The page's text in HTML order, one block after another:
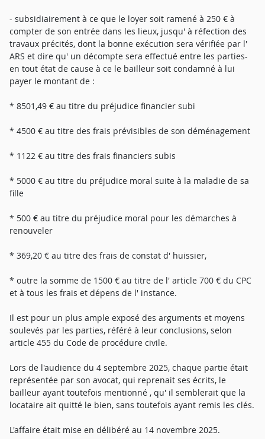
- subsidiairement à ce que le loyer soit ramené à 250 € à
compter de son entrée dans les lieux, jusqu' à réfection des
travaux précités, dont la bonne exécution sera vérifiée par l'
ARS et dire qu' un décompte sera effectué entre les parties-
en tout état de cause à ce le bailleur soit condamné à lui
payer le montant de :
* 8501,49 € au titre du préjudice financier subi
* 4500 € au titre des frais prévisibles de son déménagement
* 1122 € au titre des frais financiers subis
* 5000 € au titre du préjudice moral suite à la maladie de sa
fille
* 500 € au titre du préjudice moral pour les démarches à
renouveler
* 369,20 € au titre des frais de constat d' huissier,
* outre la somme de 1500 € au titre de l' article 700 € du CPC
et à tous les frais et dépens de l' instance.
Il est pour un plus ample exposé des arguments et moyens
soulevés par les parties, référé à leur conclusions, selon
article 455 du Code de procédure civile.
Lors de l'audience du 4 septembre 2025, chaque partie était
représentée par son avocat, qui reprenait ses écrits, le
bailleur ayant toutefois mentionné , qu' il semblerait que la
locataire ait quitté le bien, sans toutefois ayant remis les clés.
L'affaire était mise en délibéré au 14 novembre 2025.